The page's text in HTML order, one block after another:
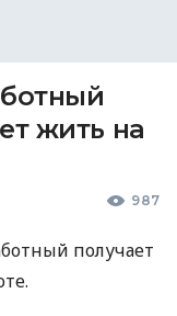
жить на
987
получает